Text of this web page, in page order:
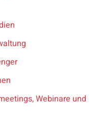
Webinare und